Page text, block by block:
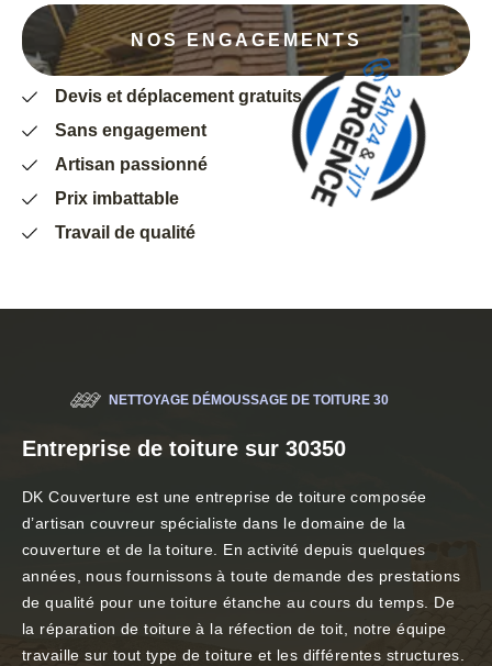
NOS ENGAGEMENTS
Devis et déplacement gratuits
Sans engagement
Artisan passionné
Prix imbattable
Travail de qualité
NETTOYAGE DÉMOUSSAGE DE TOITURE 30
Entreprise de toiture sur 30350
DK Couverture est une entreprise de toiture composée
d’artisan couvreur spécialiste dans le domaine de la
couverture et de la toiture. En activité depuis quelques
années, nous fournissons à toute demande des prestations
de qualité pour une toiture étanche au cours du temps. De
la réparation de toiture à la réfection de toit, notre équipe
travaille sur tout type de toiture et les différentes structures.